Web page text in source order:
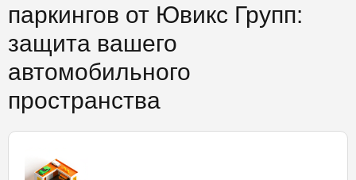
паркингов от Ювикс Групп:
защита вашего
автомобильного
пространства